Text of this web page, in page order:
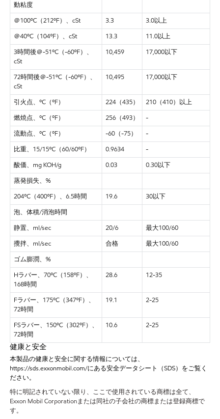
動粘度
＠100ºC（212ºF）、cSt 3.3
3.0以上
＠40ºC（104ºF）、cSt 13.3
11.0以上
3時間後＠-51ºC（-60ºF）、
cSt
10,459 17,000以下
72時間後＠-51ºC（-60ºF）、
cSt
10,495 17,000以下
引火点、 ºC（ºF） 224（435）
210（410）以上
燃焼点、 ºC（ºF） 256（493）
-
流動点、 ºC（ºF） -60（-75）
-
比重、 15/15ºC（60/60ºF） 0.9634
-
酸価、 mg KOH/g 0.03
0.30以下
蒸発損失、 %
204ºC（400ºF）、6.5時間
19.6
30以下
泡、体積/消泡時間
静置、 ml/sec 20/6 最大100/60
攪拌、 ml/sec 合格 最大100/60
ゴム膨潤、 %
Hラバー、70ºC（158ºF）、
168時間
28.6 12-35
Fラバー、175ºC（347ºF）、
72時間
19.1 2-25
FSラバー、150ºC（302ºF）、
72時間
10.6 2-25
健康と安全
本製品の健康と安全に関する情報については、
https://sds.exxonmobil.com/にある安全データシート（SDS）をご覧く
ださい。
特に明記されていない限り、ここで使用されている商標は全て、
Exxon Mobil Corporationまたは同社の子会社の商標または登録商標で
す。